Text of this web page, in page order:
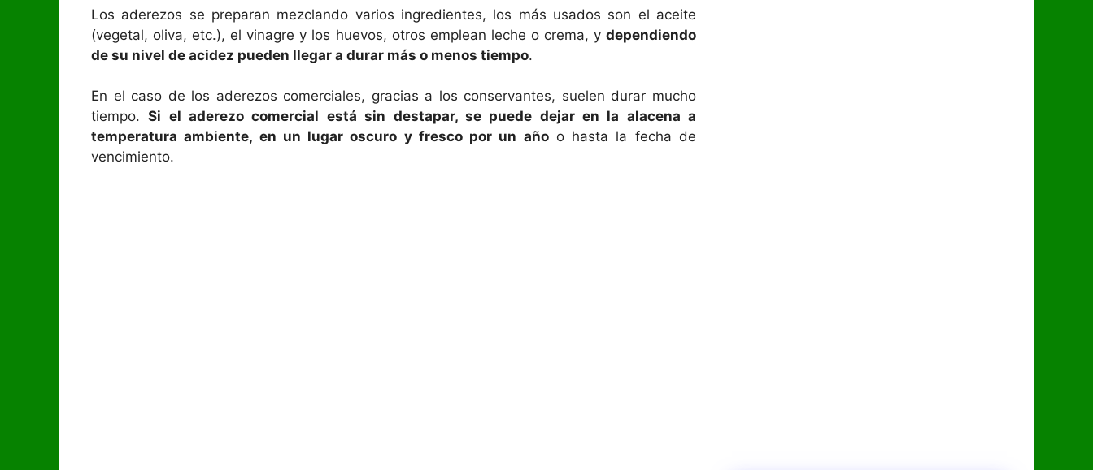
Los aderezos se preparan mezclando varios ingredientes, los más usados son el aceite
(vegetal, oliva, etc.), el vinagre y los huevos, otros emplean leche o crema, y dependiendo
de su nivel de acidez pueden llegar a durar más o menos tiempo.
En el caso de los aderezos comerciales, gracias a los conservantes, suelen durar mucho
tiempo.Si el aderezo comercial está sin destapar, se puede dejar en la alacena a
temperatura ambiente, en un lugar oscuro y fresco por un añoo hasta la fecha de
vencimiento.